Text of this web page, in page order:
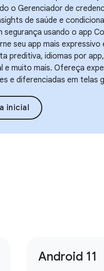
o Gerenciador de
de saúde e
segurança usando o app
seu app mais expressivo
preditiva, idiomas por
e muito mais. Ofereça
e diferenciadas em telas
inicial
Android 11